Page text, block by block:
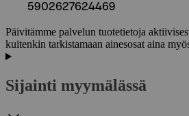
5902627624469
Päivitämme palvelun tuotetietoja
kuitenkin tarkistamaan ainesosat aina
Sijainti myymälässä